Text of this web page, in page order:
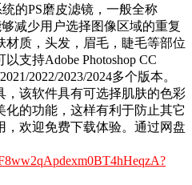
的PS磨皮滤镜，一般全称
够减少用户选择图像区域的重复
质，头发，眉毛，睫毛等部位
支持Adobe Photoshop CC
2022/2023/2024多个版本。
，该软件具有可选择肌肤的色彩
的功能，这样有利于防止其它
欢迎免费下载体验。通过网盘